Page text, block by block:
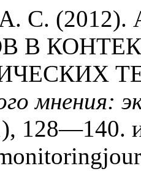
А. С.
В
мнения:
128—140.